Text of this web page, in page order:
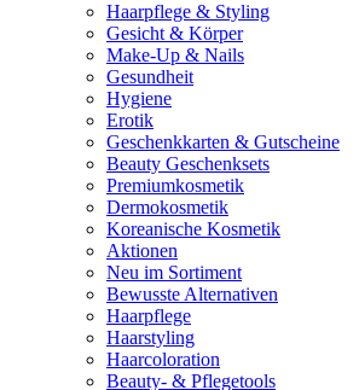
Haarpflege & Styling
Gesicht & Körper
Make-Up & Nails
Gesundheit
Hygiene
Erotik
Geschenkkarten & Gutscheine
Beauty Geschenksets
Premiumkosmetik
Dermokosmetik
Koreanische Kosmetik
Aktionen
Neu im Sortiment
Bewusste Alternativen
Haarpflege
Haarstyling
Haarcoloration
Beauty- & Pflegetools